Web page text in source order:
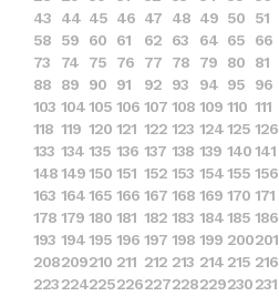
43
44 45 46 47 48 49 50 51
58
59 60 61 62 63 64 65 66
73
74 75 76 77 78 79 80 81
88
89 90 91 92 93 94 95 96
103 104105 106 107 108 109 110 111
118 119 120 121 122 123 124125 126
133 134 135 136 137 138 139 140141
148149150 151 152 153 154155 156
163 164165 166 167 168 169 170 171
178 179 180 181 182 183 184185 186
193 194195 196 197 198 199 200201
208209210 211 212 213 214 215 216
223224225226227228229230231